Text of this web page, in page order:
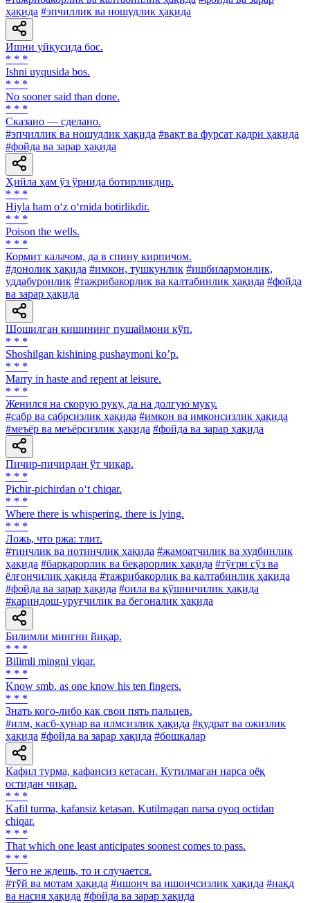
ҳақида #эпчиллик ва ношудлик ҳақида
Ишни уйқусида бос.
* * *
Ishni uyqusida bos.
* * *
No sooner said than done.
* * *
Сказано — сделано.
#эпчиллик ва ношудлик ҳақида #вақт ва фурсат қадри ҳақида
#фойда ва зарар ҳақида
Ҳийла ҳам ўз ўрнида ботирликдир.
* * *
Hiyla ham o‘z o‘rnida botirlikdir.
* * *
Poison the wells.
* * *
Кормит калачом, да в спину кирпичом.
#донолик ҳақида #имкон, тушкунлик #ишбилармонлик,
уддабуронлик #тажрибакорлик ва калтабинлик ҳақида #фойда
ва зарар ҳақида
Шошилган кишининг пушаймони кўп.
* * *
Shoshilgan kishining pushaymoni koʼp.
* * *
Marry in haste and repent at leisure.
* * *
Женился на скорую руку, да на долгую муку.
#сабр ва сабрсизлик ҳақида #имкон ва имконсизлик ҳақида
#меъёр ва меъёрсизлик ҳақида #фойда ва зарар ҳақида
Пичир-пичирдан ўт чиқар.
* * *
Pichir-pichirdan o‘t chiqar.
* * *
Where there is whispering, there is lying.
* * *
Ложь, что ржа: тлит.
#тинчлик ва нотинчлик ҳақида #жамоатчилик ва худбинлик
ҳақида #барқарорлик ва беқарорлик ҳақида #тўғри сўз ва
ёлғончилик ҳақида #тажрибакорлик ва калтабинлик ҳақида
#фойда ва зарар ҳақида #оила ва қўшничилик ҳақида
#қариндош-уруғчилик ва бегоналик ҳақида
Билимли мингни йиқар.
* * *
Bilimli mingni yiqar.
* * *
Know smb. as one know his ten fingers.
* * *
Знать кого-либо как свои пять пальцев.
#илм, касб-ҳунар ва илмсизлик ҳақида #қудрат ва ожизлик
ҳақида #фойда ва зарар ҳақида #бошқалар
Кафил турма, кафансиз кетасан. Кутилмаган нарса оёқ
оcтидан чиқар.
* * *
Kafil turma, kafansiz ketasan. Kutilmagan narsa oyoq octidan
chiqar.
* * *
That which one least anticipates soonest comes to pass.
* * *
Чего не ждешь, то и случается.
#тўй ва мотам ҳақида #ишонч ва ишончсизлик ҳақида #нақд
ва насия ҳақида #фойда ва зарар ҳақида